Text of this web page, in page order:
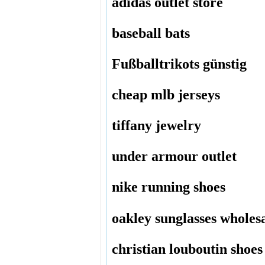
baseball bats
Fußballtrikots günstig
cheap mlb jerseys
tiffany jewelry
under armour outlet
nike running shoes
oakley sunglasses
christian louboutin shoes